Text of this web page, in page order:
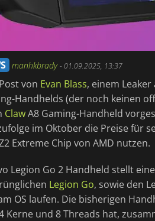
manhkbrady-01.09.2025, 13:37
von Evan Blass, einem
Handhelds (der noch keinen
ClawA8 Gaming-Handheld
im Oktober die Preise für
Extreme Chip von AMD nutzen.
Legion Go 2 Handheld stellt
Legion Go, sowie den
OS laufen. Die bisherigen
und 8 Threads hat,